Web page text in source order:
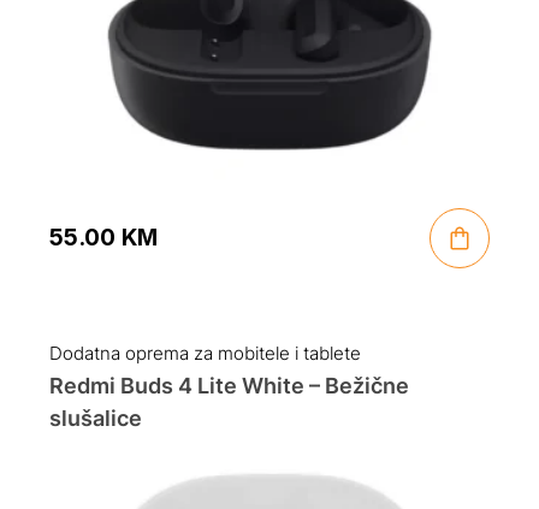
55.00 KM
Dodatna oprema za mobitele i tablete
Redmi Buds 4 Lite White – Bežične
slušalice